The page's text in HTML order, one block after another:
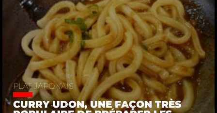
PLAT JAPONAIS
CURRY UDON, UNE FAÇON TRÈS